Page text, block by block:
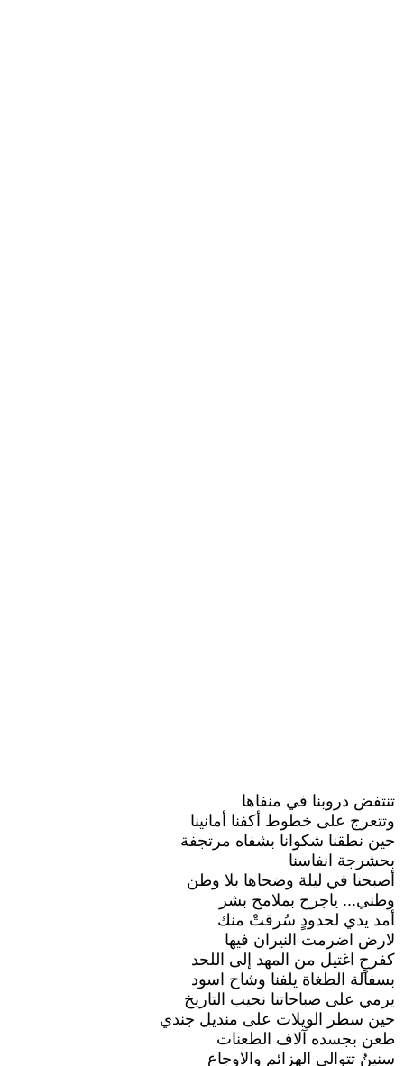
تنتفض دروبنا في منفاها
وتتعرج على خطوط أكفنا أمانينا
حين نطقنا شكوانا بشفاه مرتجفة
بحشرجة انفاسنا
أصبحنا في ليلة وضحاها بلا وطن
وطني... ياجرح بملامح بشر
أمد يدي لحدودٍ سُرقتْ منك
لارض اضرمت النيران فيها
كفرحٍ اغتيل من المهد إلى اللحد
بسفالة الطغاة يلفنا وشاح اسود
يرمي على صباحاتنا نحيب التاريخ
حين سطر الويلات على منديل جندي
طعن بجسده آلاف الطعنات
سنينٌ تتوالى الهزائم والاوجاع